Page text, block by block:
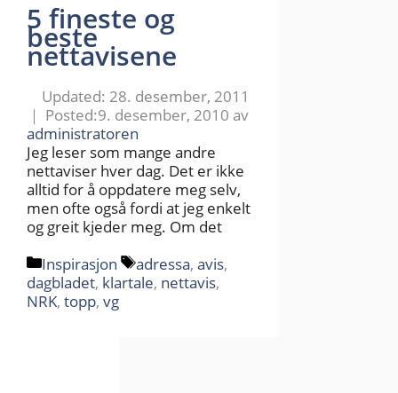
5 fineste og
beste
nettavisene
28. desember, 2011
9. desember, 2010 av
administratoren
Jeg leser som mange andre
nettaviser hver dag. Det er ikke
alltid for å oppdatere meg selv,
men ofte også fordi at jeg enkelt
og greit kjeder meg. Om det
Kategorier
Inspirasjon Stikkord
adressa, avis,
dagbladet, klartale, nettavis,
NRK, topp, vg